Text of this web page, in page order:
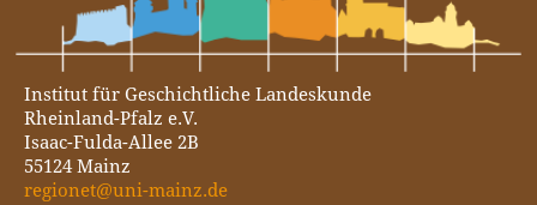
Institut für Geschichtliche Landeskunde
Rheinland-Pfalz e.V.
Isaac-Fulda-Allee 2B
55124 Mainz
regionet@uni-mainz.de